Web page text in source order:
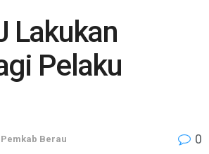
Lakukan
Pelaku
Pemkab Berau 0